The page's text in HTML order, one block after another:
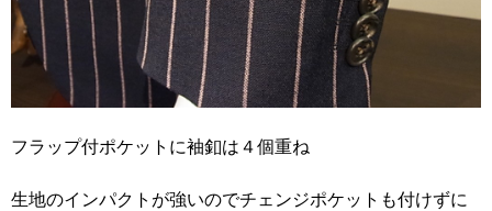
フラップ付ポケットに袖釦は４個重ね
生地のインパクトが強いのでチェンジポケットも付けずに